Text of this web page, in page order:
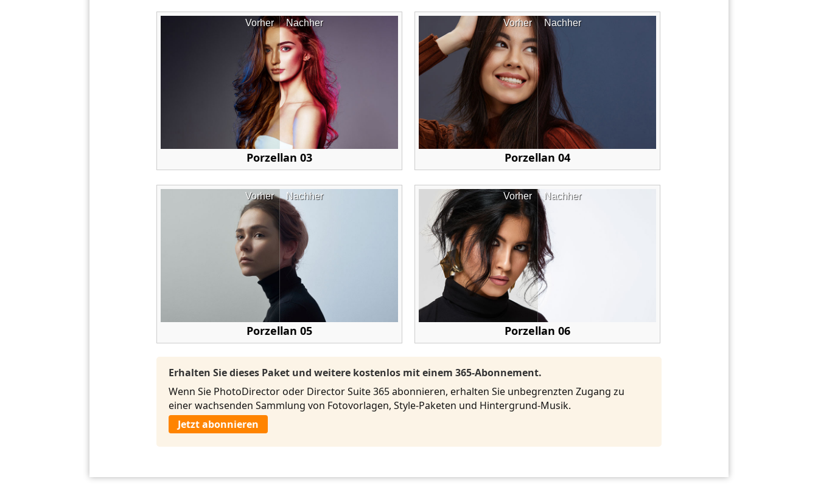
Nachher
Vorher
Porzellan 03
Nachher
Vorher
Porzellan 04
Nachher
Vorher
Porzellan 05
Nachher
Vorher
Porzellan 06
Erhalten Sie dieses Paket und weitere kostenlos mit einem 365-Abonnement.
Wenn Sie PhotoDirector oder Director Suite 365 abonnieren, erhalten Sie unbegrenzten Zugang zu
einer wachsenden Sammlung von Fotovorlagen, Style-Paketen und Hintergrund-Musik.
Jetzt abonnieren